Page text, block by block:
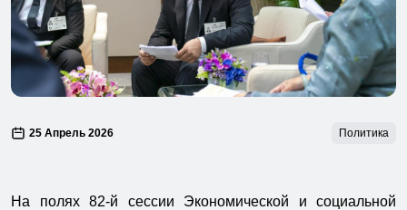
25 Апрель 2026 Политика
На полях 82-й сессии Экономической и социальной